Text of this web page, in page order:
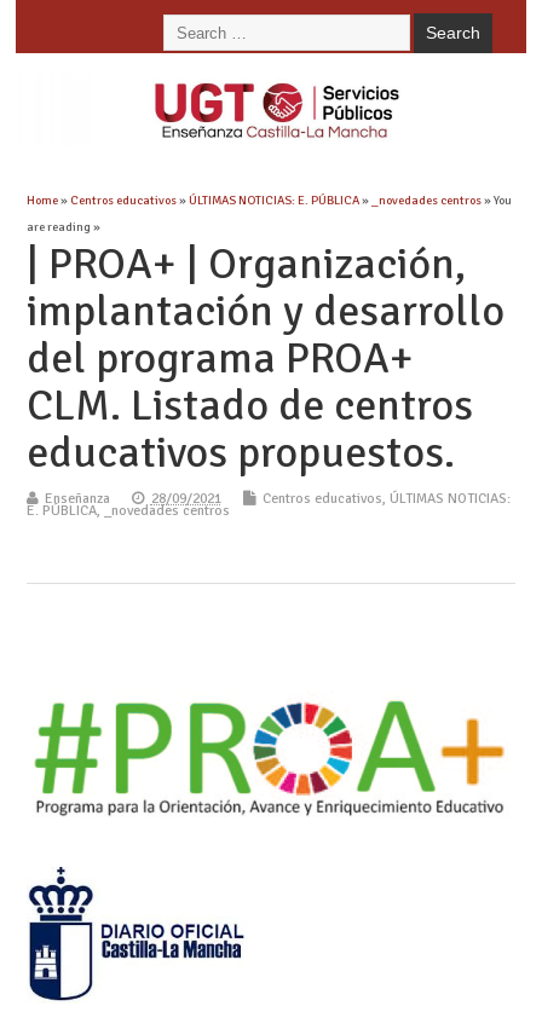
Home» Centros educativos»ÚLTIMAS NOTICIAS: E. PÚBLICA» _novedades centros» You
are reading »
| PROA+ | Organización,
implantación y desarrollo
del programa PROA+
CLM. Listado de centros
educativos propuestos.
Enseñanza 28/09/2021 Centros educativos, ÚLTIMAS NOTICIAS:
E. PÚBLICA, _novedades centros